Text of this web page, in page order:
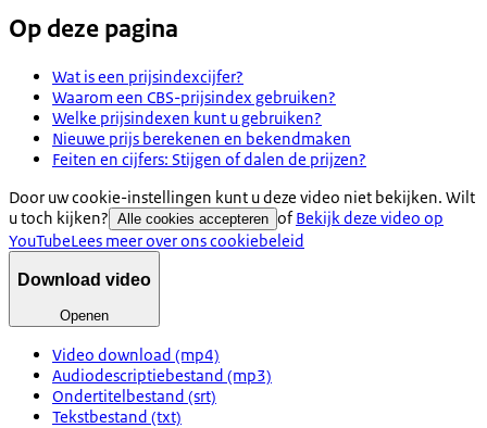
Op deze pagina
Wat is een prijsindexcijfer?
Waarom een CBS-prijsindex gebruiken?
Welke prijsindexen kunt u gebruiken?
Nieuwe prijs berekenen en bekendmaken
Feiten en cijfers: Stijgen of dalen de prijzen?
Door uw cookie-instellingen kunt u deze video niet bekijken. Wilt
u toch kijken? Alle cookies accepteren of Bekijk deze video op
YouTubeLees meer over ons cookiebeleid
Download video
Openen
Video download (mp4)
Audiodescriptiebestand (mp3)
Ondertitelbestand (srt)
Tekstbestand (txt)